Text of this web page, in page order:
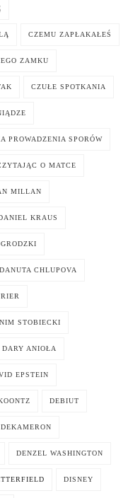
CZEMU ZAPŁAKAŁEŚ
ZAMKU
CZUŁE SPOTKANIA
PROWADZENIA SPORÓW
O MATCE
MILLAN
KRAUS
DANUTA CHLUPOVA
STOBIECKI
DARY ANIOŁA
EPSTEIN
DEBIUT
DEKAMERON
DENZEL WASHINGTON
DISNEY